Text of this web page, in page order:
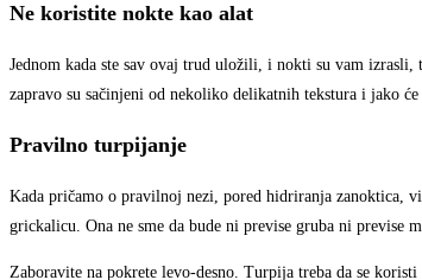
Ne koristite nokte kao alat
Jednom kada ste sav ovaj trud uložili, i nokti su vam
zapravo su sačinjeni od nekoliko delikatnih tekstura i jako
Pravilno turpijanje
Kada pričamo o pravilnoj nezi, pored hidriranja zanoktica,
grickalicu. Ona ne sme da bude ni previse gruba ni previse
Zaboravite na pokrete levo-desno. Turpija treba da se